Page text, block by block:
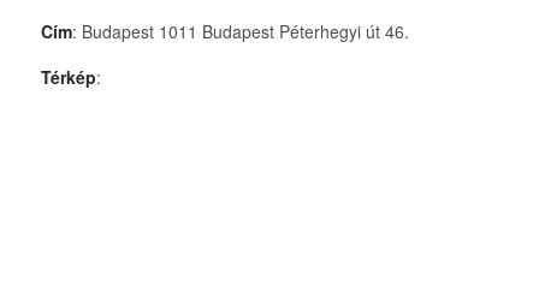
Cím: Budapest 1011 Budapest Péterhegyi út 46.
Térkép: